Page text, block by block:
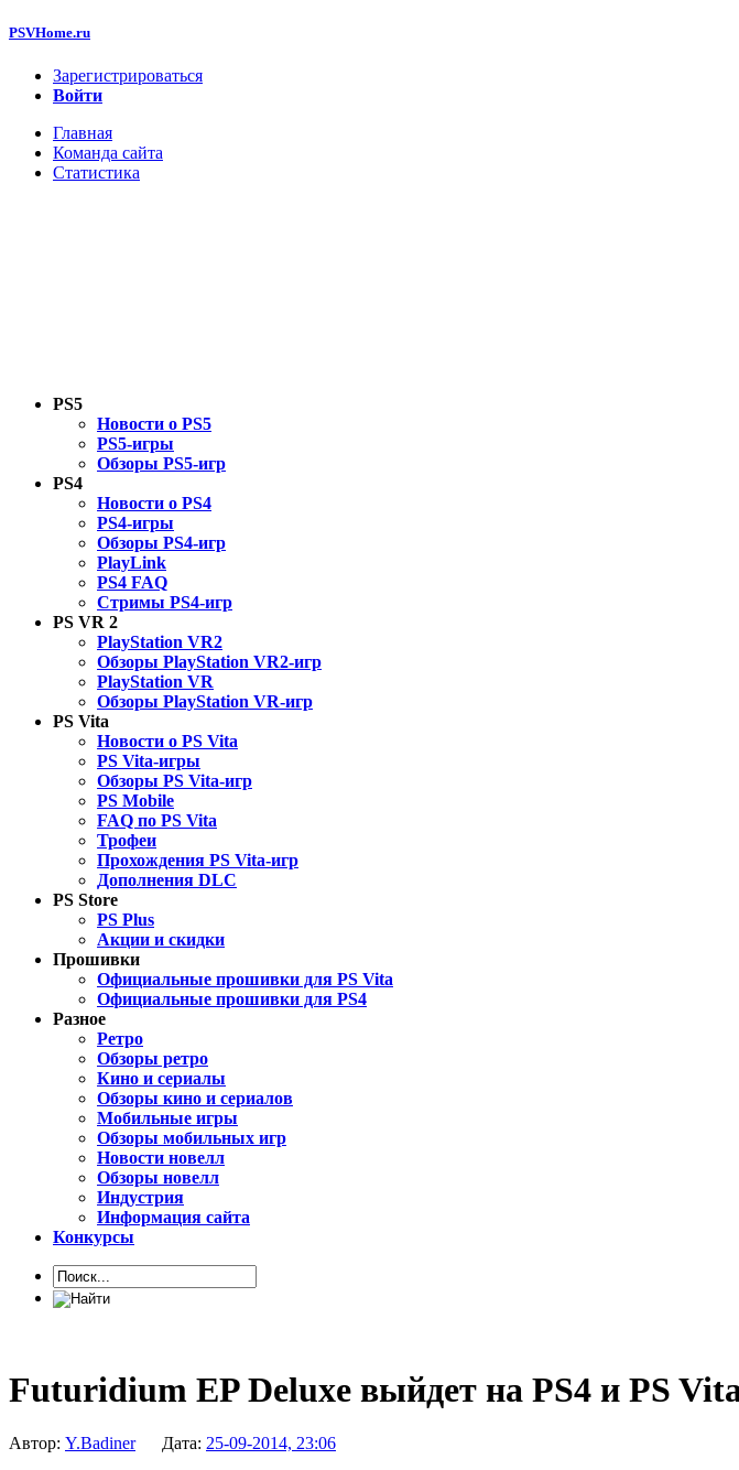
PSVHome.ru
Зарегистрироваться
Войти
Главная
Команда сайта
Статистика
PS5
Новости о PS5
PS5-игры
Обзоры PS5-игр
PS4
Новости о PS4
PS4-игры
Обзоры PS4-игр
PlayLink
PS4 FAQ
Стримы PS4-игр
PS VR 2
PlayStation VR2
Обзоры PlayStation VR2-игр
PlayStation VR
Обзоры PlayStation VR-игр
PS Vita
Новости о PS Vita
PS Vita-игры
Обзоры PS Vita-игр
PS Mobile
FAQ по PS Vita
Трофеи
Прохождения PS Vita-игр
Дополнения DLC
PS Store
PS Plus
Акции и скидки
Прошивки
Официальные прошивки для PS Vita
Официальные прошивки для PS4
Разное
Ретро
Обзоры ретро
Кино и сериалы
Обзоры кино и сериалов
Мобильные игры
Обзоры мобильных игр
Новости новелл
Обзоры новелл
Индустрия
Информация сайта
Конкурсы
Futuridium EP Deluxe выйдет на PS4 и PS
Автор: Y.BadinerДата: 25-09-2014, 23:06